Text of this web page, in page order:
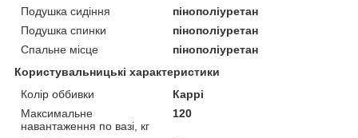
Подушка сидіння
пінополіуретан
Подушка спинки
пінополіуретан
Спальне місце
пінополіуретан
Користувальницькі характеристики
Колір оббивки
Каррі
Максимальне
навантаження по вазі, кг
120